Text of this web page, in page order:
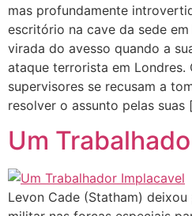
mas profundamente
escritório na cave da sede
virada do avesso quando a
ataque terrorista em Londres.
supervisores se recusam a
resolver o assunto pelas suas
Um
Levon Cade (Statham)